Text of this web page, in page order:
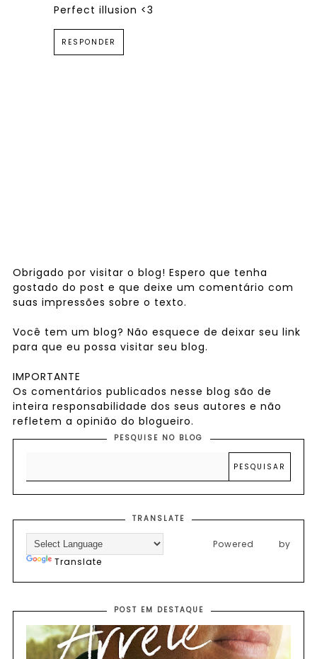
Perfect illusion <3
RESPONDER
Obrigado por visitar o blog! Espero que tenha
gostado do post e que deixe um comentário com
suas impressões sobre o texto.
Você tem um blog? Não esquece de deixar seu link
para que eu possa visitar seu blog.
IMPORTANTE
Os comentários publicados nesse blog são de
inteira responsabilidade dos seus autores e não
refletem a opinião do blogueiro.
PESQUISE NO BLOG
TRANSLATE
Powered by
Translate
POST EM DESTAQUE